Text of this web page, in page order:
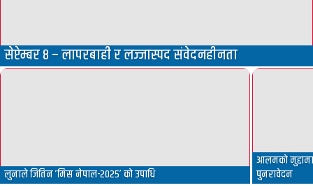
सेप्टेम्बर ८ – लापरबाही र लज्जास्पद संवेदनहीनता
लुनाले जितिन ‘मिस नेपाल-२०२५’ को उपाधि
आलमको
पुनरावेदन